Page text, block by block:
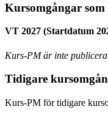
Kursomgångar
VT 2027 (Startdatum
Kurs-PM är inte
Tidigare
Kurs-PM för tidigare